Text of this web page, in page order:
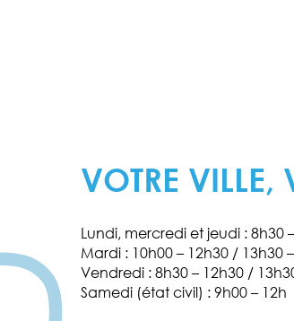
VOTRE VILLE,
Lundi, mercredi et jeudi : 8h30
Mardi : 10h00 – 12h30 / 13h30
Vendredi : 8h30 – 12h30 /
Samedi (état civil) : 9h00 – 12h